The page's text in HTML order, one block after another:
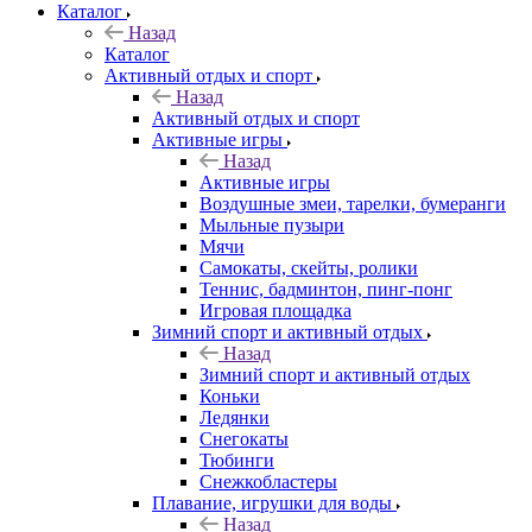
Каталог
Назад
Каталог
Активный отдых и спорт
Назад
Активный отдых и спорт
Активные игры
Назад
Активные игры
Воздушные змеи, тарелки, бумеранги
Мыльные пузыри
Мячи
Самокаты, скейты, ролики
Теннис, бадминтон, пинг-понг
Игровая площадка
Зимний спорт и активный отдых
Назад
Зимний спорт и активный отдых
Коньки
Ледянки
Снегокаты
Тюбинги
Снежкобластеры
Плавание, игрушки для воды
Назад